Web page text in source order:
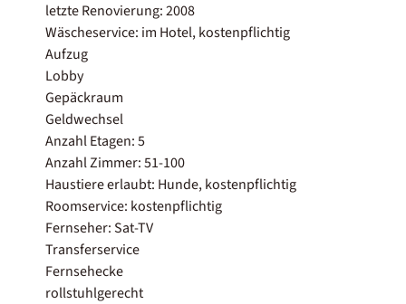
letzte Renovierung: 2008
Wäscheservice: im Hotel, kostenpflichtig
Aufzug
Lobby
Gepäckraum
Geldwechsel
Anzahl Etagen: 5
Anzahl Zimmer: 51-100
Haustiere erlaubt: Hunde, kostenpflichtig
Roomservice: kostenpflichtig
Fernseher: Sat-TV
Transferservice
Fernsehecke
rollstuhlgerecht